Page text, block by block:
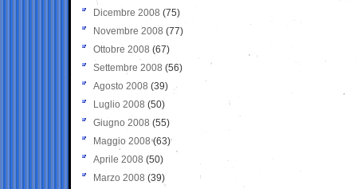
Dicembre 2008 (75)
Novembre 2008 (77)
Ottobre 2008 (67)
Settembre 2008 (56)
Agosto 2008 (39)
Luglio 2008 (50)
Giugno 2008 (55)
Maggio 2008(63)
Aprile 2008 (50)
Marzo 2008 (39)